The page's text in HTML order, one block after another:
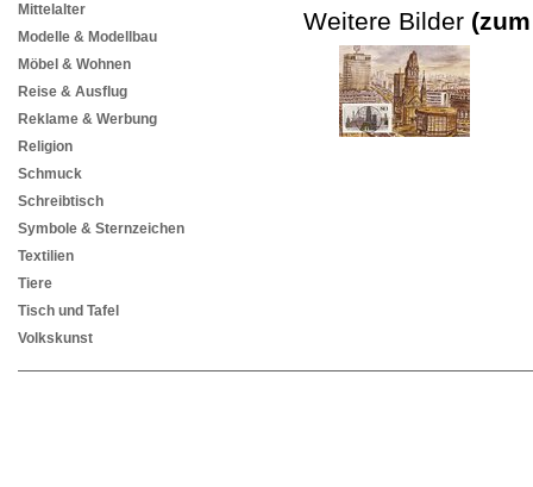
Mittelalter
Modelle & Modellbau
Möbel & Wohnen
Reise & Ausflug
Reklame & Werbung
Religion
Schmuck
Schreibtisch
Symbole & Sternzeichen
Textilien
Tiere
Tisch und Tafel
Volkskunst
Weitere Bilder